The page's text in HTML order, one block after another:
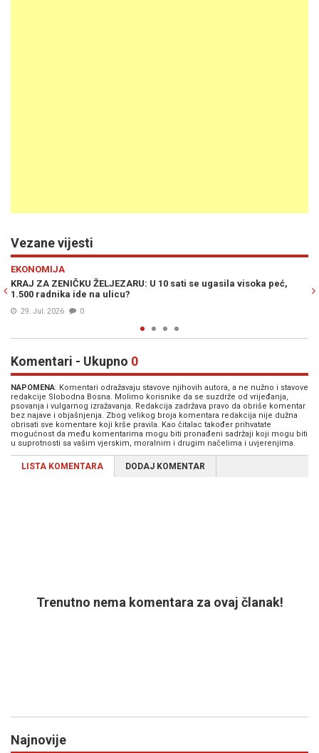
Vezane vijesti
EKONOMIJA
NOVI OBRAT U SLUČAJU ŽELJEZARE ZENICA: Vlada FBiH ulaže
žalbu i traži istragu o 250 miliona KM
19. Jul. 2026
Komentari - Ukupno 0
NAPOMENA: Komentari odražavaju stavove njihovih autora, a ne nužno i stavove
redakcije Slobodna Bosna. Molimo korisnike da se suzdrže od vrijeđanja,
psovanja i vulgarnog izražavanja. Redakcija zadržava pravo da obriše komentar
bez najave i objašnjenja. Zbog velikog broja komentara redakcija nije dužna
obrisati sve komentare koji krše pravila. Kao čitalac također prihvatate
mogućnost da među komentarima mogu biti pronađeni sadržaji koji mogu biti
u suprotnosti sa vašim vjerskim, moralnim i drugim načelima i uvjerenjima.
LISTA KOMENTARA DODAJ KOMENTAR
Trenutno nema komentara za ovaj članak!
Najnovije